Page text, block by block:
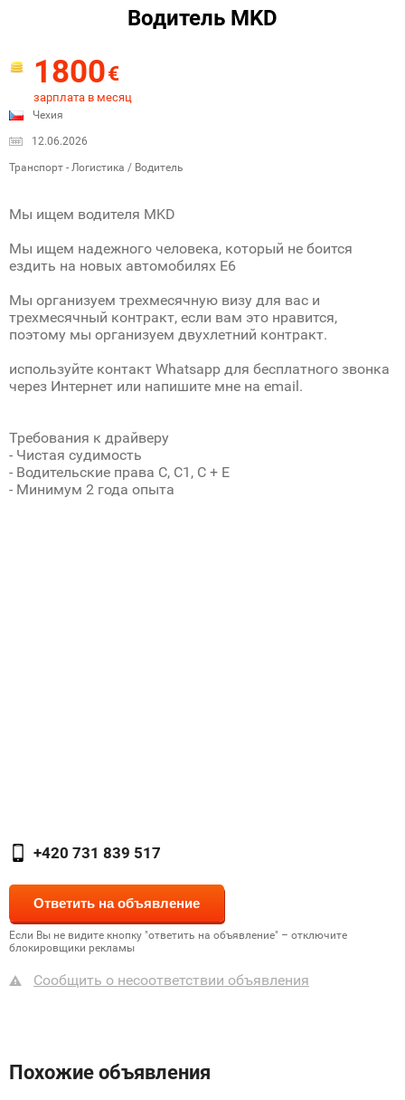
Водитель MKD
1800€
зарплата в месяц
Чехия
12.06.2026
Транспорт - Логистика / Водитель
Мы ищем водителя MKD
Мы ищем надежного человека, который не боится
ездить на новых автомобилях E6
Мы организуем трехмесячную визу для вас и
трехмесячный контракт, если вам это нравится,
поэтому мы организуем двухлетний контракт.
используйте контакт Whatsapp для бесплатного звонка
через Интернет или напишите мне на email.
Требования к драйверу
- Чистая судимость
- Водительские права C, C1, C + E
- Минимум 2 года опыта
+420 731 839 517
Если Вы не видите кнопку "ответить на объявление" – отключите
блокировщики рекламы
Сообщить о несоответствии объявления
Похожие объявления